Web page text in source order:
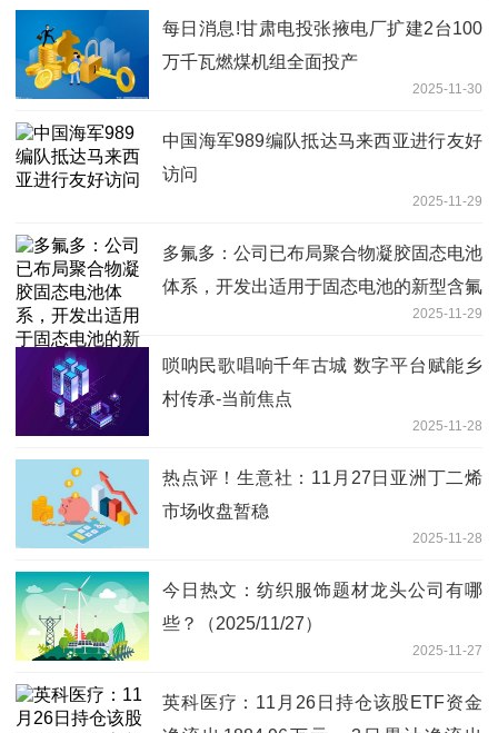
每日消息!甘肃电投张掖电厂扩建2台100
万千瓦燃煤机组全面投产
2025-11-30
中国海军989编队抵达马来西亚进行友好
访问
2025-11-29
多氟多：公司已布局聚合物凝胶固态电池
体系，开发出适用于固态电池的新型含氟
2025-11-29
唢呐民歌唱响千年古城 数字平台赋能乡
村传承-当前焦点
2025-11-28
热点评！生意社：11月27日亚洲丁二烯
市场收盘暂稳
2025-11-28
今日热文：纺织服饰题材龙头公司有哪
些？（2025/11/27）
2025-11-27
英科医疗：11月26日持仓该股ETF资金